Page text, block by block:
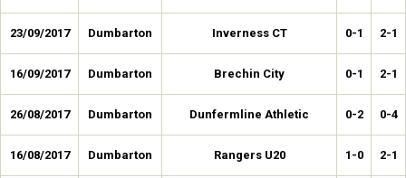
23/09/2017 Dumbarton Inverness CT 0-1 2-1
16/09/2017 Dumbarton Brechin City 0-1 2-1
26/08/2017 Dumbarton Dunfermline Athletic 0-2 0-4
16/08/2017 Dumbarton Rangers U20 1-0 2-1